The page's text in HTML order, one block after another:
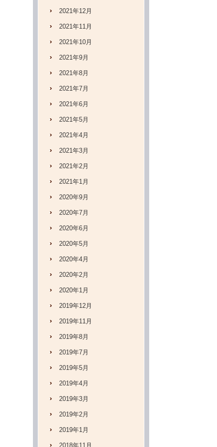
2021年12月
2021年11月
2021年10月
2021年9月
2021年8月
2021年7月
2021年6月
2021年5月
2021年4月
2021年3月
2021年2月
2021年1月
2020年9月
2020年7月
2020年6月
2020年5月
2020年4月
2020年2月
2020年1月
2019年12月
2019年11月
2019年8月
2019年7月
2019年5月
2019年4月
2019年3月
2019年2月
2019年1月
2018年11月